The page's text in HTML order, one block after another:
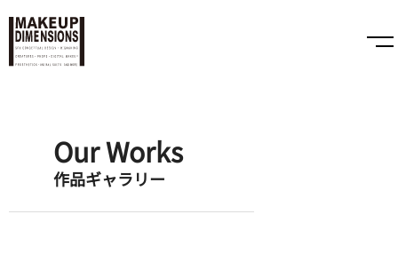
Our Works
作品ギャラリー